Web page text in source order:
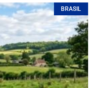
BRASIL